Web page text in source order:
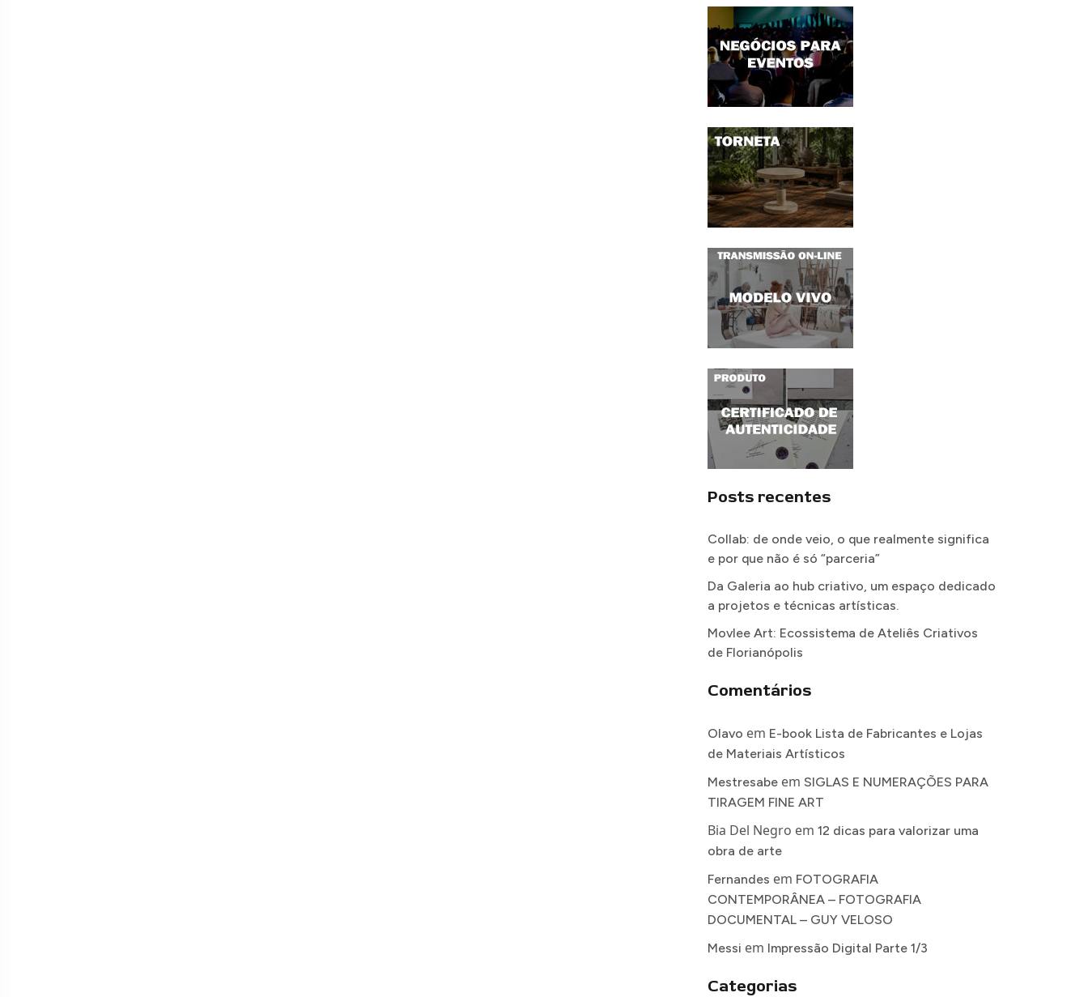
Posts recentes
Collab: de onde veio, o que realmente significa
e por que não é só “parceria”
Da Galeria ao hub criativo, um espaço dedicado
a projetos e técnicas artísticas.
Movlee Art: Ecossistema de Ateliês Criativos
de Florianópolis
Comentários
Olavo em E-book Lista de Fabricantes e Lojas
de Materiais Artísticos
Mestresabe em SIGLAS E NUMERAÇÕES PARA
TIRAGEM FINE ART
Bia Del Negro em 12 dicas para valorizar uma
obra de arte
Fernandes em FOTOGRAFIA
CONTEMPORÂNEA – FOTOGRAFIA
DOCUMENTAL – GUY VELOSO
Messi em Impressão Digital Parte 1/3
Categorias